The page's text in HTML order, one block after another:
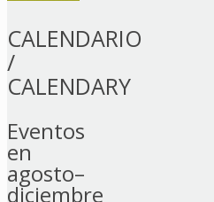
CALENDARIO
/
CALENDARY
Eventos
en
agosto–
diciembre